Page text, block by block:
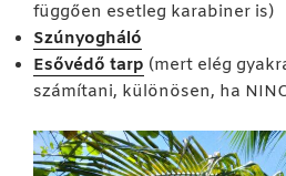
függően esetleg karabiner is)
Szúnyogháló
Esővédő tarp (mert elég
számítani, különösen, ha